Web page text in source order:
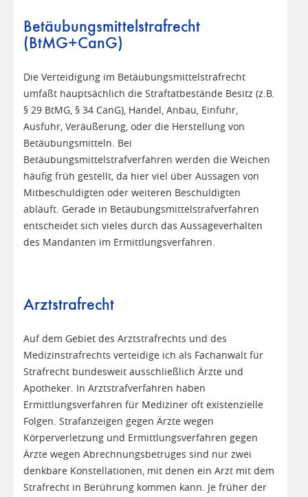
Betäubungsmittelstrafrecht
(BtMG+CanG)
Die Verteidigung im Betäubungsmittelstrafrecht
umfaßt hauptsächlich die Straftatbestände Besitz (z.B.
§ 29 BtMG, § 34 CanG), Handel, Anbau, Einfuhr,
Ausfuhr, Veräußerung, oder die Herstellung von
Betäubungsmitteln. Bei
Betäubungsmittelstrafverfahren werden die Weichen
häufig früh gestellt, da hier viel über Aussagen von
Mitbeschuldigten oder weiteren Beschuldigten
abläuft. Gerade in Betäubungsmittelstrafverfahren
entscheidet sich vieles durch das Aussageverhalten
des Mandanten im Ermittlungsverfahren.
Arztstrafrecht
Auf dem Gebiet des Arztstrafrechts und des
Medizinstrafrechts verteidige ich als Fachanwalt für
Strafrecht bundesweit ausschließlich Ärzte und
Apotheker. In Arztstrafverfahren haben
Ermittlungsverfahren für Mediziner oft existenzielle
Folgen. Strafanzeigen gegen Ärzte wegen
Körperverletzung und Ermittlungsverfahren gegen
Ärzte wegen Abrechnungsbetruges sind nur zwei
denkbare Konstellationen, mit denen ein Arzt mit dem
Strafrecht in Berührung kommen kann. Je früher der